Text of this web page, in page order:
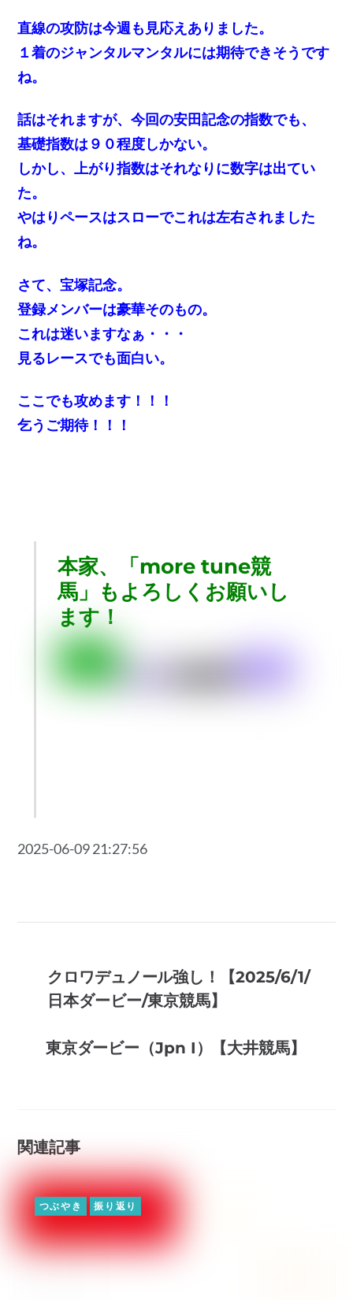
直線の攻防は今週も見応えありました。
１着のジャンタルマンタルには期待できそうです
ね。
話はそれますが、今回の安田記念の指数でも、
基礎指数は９０程度しかない。
しかし、上がり指数はそれなりに数字は出てい
た。
やはりペースはスローでこれは左右されました
ね。
さて、宝塚記念。
登録メンバーは豪華そのもの。
これは迷いますなぁ・・・
見るレースでも面白い。
ここでも攻めます！！！
乞うご期待！！！
本家、「more tune競
馬」もよろしくお願いし
ます！
2025-06-09 21:27:56
クロワデュノール強し！【2025/6/1/
日本ダービー/東京競馬】
東京ダービー（Jpn I）【大井競馬】
関連記事
つぶやき 振り返り